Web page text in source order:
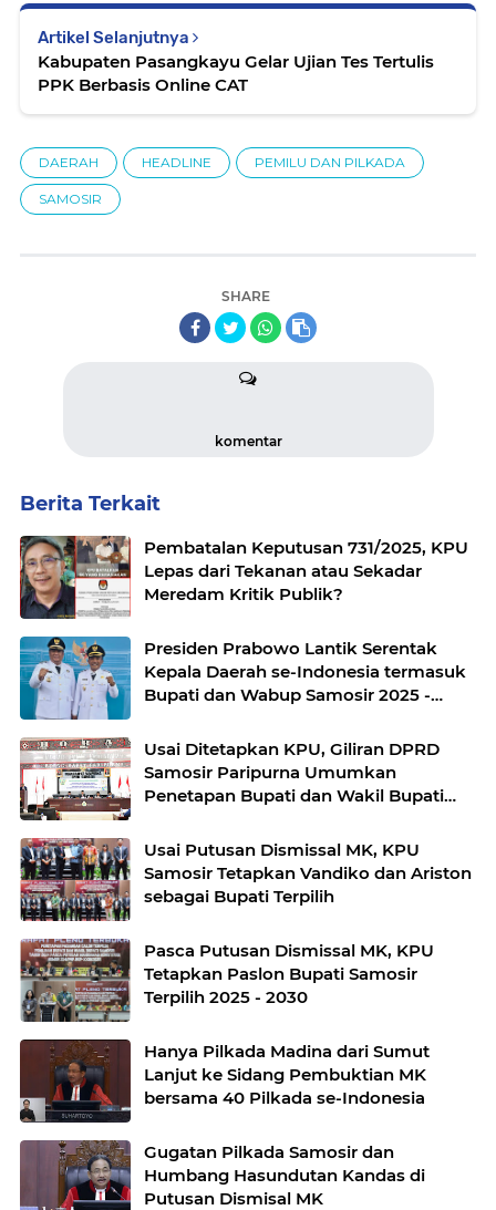
Artikel Selanjutnya
Kabupaten Pasangkayu Gelar Ujian Tes Tertulis
PPK Berbasis Online CAT
DAERAH HEADLINE PEMILU DAN PILKADA
SAMOSIR
SHARE
komentar
Berita Terkait
Pembatalan Keputusan 731/2025, KPU
Lepas dari Tekanan atau Sekadar
Meredam Kritik Publik?
Presiden Prabowo Lantik Serentak
Kepala Daerah se-Indonesia termasuk
Bupati dan Wabup Samosir 2025 -
Usai Ditetapkan KPU, Giliran DPRD
Samosir Paripurna Umumkan
Penetapan Bupati dan Wakil Bupati
Usai Putusan Dismissal MK, KPU
Samosir Tetapkan Vandiko dan Ariston
sebagai Bupati Terpilih
Pasca Putusan Dismissal MK, KPU
Tetapkan Paslon Bupati Samosir
Terpilih 2025 - 2030
Hanya Pilkada Madina dari Sumut
Lanjut ke Sidang Pembuktian MK
bersama 40 Pilkada se-Indonesia
Gugatan Pilkada Samosir dan
Humbang Hasundutan Kandas di
Putusan Dismisal MK